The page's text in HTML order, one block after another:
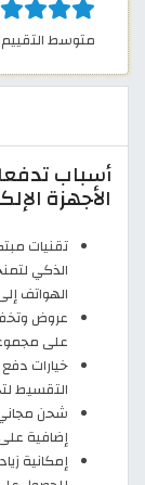
متوسط التقييم: 4.7 من 5 نجوم بواسطة 166
أسباب
الأجهزة
الذكي
الهواتف
على
خيارات
التقسيط
شحن مجاني
إضافية
إمكانية